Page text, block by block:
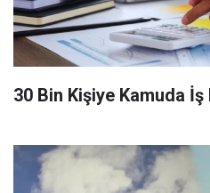
​30 Bin Kişiye Kamuda